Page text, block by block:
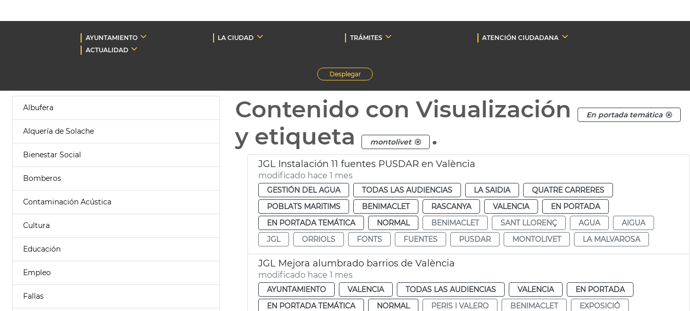
AYUNTAMIENTO LA CIUDAD TRÁMITES
ATENCIÓN CIUDADANA
ACTUALIDAD
Desplegar
Albufera
Alquería de Solache
Bienestar Social
Bomberos
Contaminación Acústica
Cultura
Educación
Empleo
Fallas
Contenido con Visualización En portada temática
y etiqueta montolivet .
JGL Instalación 11 fuentes PUSDAR en València
modificado hace 1 mes
GESTIÓN DEL AGUA TODAS LAS AUDIENCIAS LA SAIDIA
QUATRE CARRERES
POBLATS MARITIMS
BENIMACLET RASCANYA VALENCIA
EN PORTADA
EN PORTADA TEMÁTICA
NORMAL BENIMACLET SANT LLORENÇ AGUA
AIGUA
JGL
ORRIOLS FONTS FUENTES PUSDAR MONTOLIVET LA MALVAROSA
JGL Mejora alumbrado barrios de València
modificado hace 1 mes
AYUNTAMIENTO VALENCIA TODAS LAS AUDIENCIAS VALENCIA
EN PORTADA
EN PORTADA TEMÁTICA
NORMAL PERIS I VALERO BENIMACLET
EXPOSICIÓ